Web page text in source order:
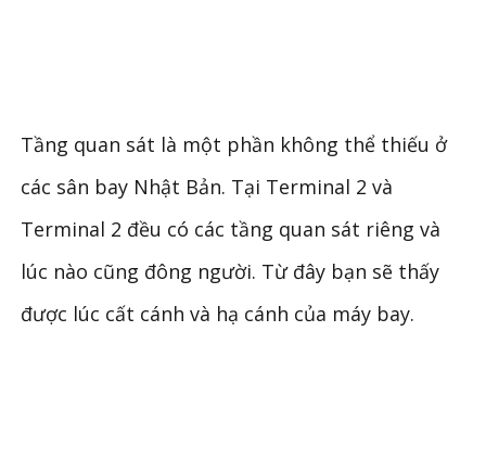
Tầng quan sát là một phần không thể thiếu ở
các sân bay Nhật Bản. Tại Terminal 2 và
Terminal 2 đều có các tầng quan sát riêng và
lúc nào cũng đông người. Từ đây bạn sẽ thấy
được lúc cất cánh và hạ cánh của máy bay.